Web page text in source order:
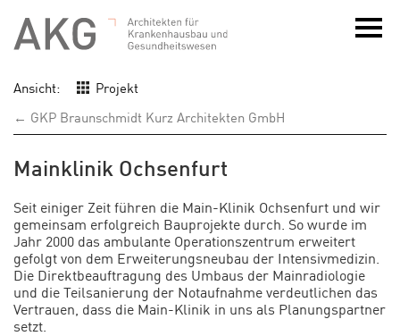
Ansicht:
Projekt
← GKP Braunschmidt Kurz Architekten GmbH
Mainklinik Ochsenfurt
Seit einiger Zeit führen die Main-Klinik Ochsenfurt und wir
gemeinsam erfolgreich Bauprojekte durch. So wurde im
Jahr 2000 das ambulante Operationszentrum erweitert
gefolgt von dem Erweiterungsneubau der Intensivmedizin.
Die Direktbeauftragung des Umbaus der Mainradiologie
und die Teilsanierung der Notaufnahme verdeutlichen das
Vertrauen, dass die Main-Klinik in uns als Planungspartner
setzt.